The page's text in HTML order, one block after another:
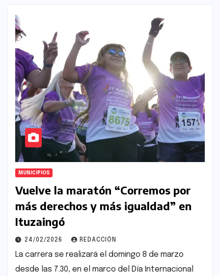
MUNICIPIOS
Vuelve la maratón “Corremos por
más derechos y más igualdad” en
Ituzaingó
24/02/2026 REDACCIÓN
La carrera se realizará el domingo 8 de marzo
desde las 7.30, en el marco del Día Internacional